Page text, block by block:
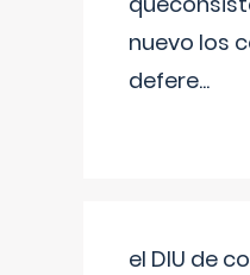
nuevo los
defere...
el DIU de